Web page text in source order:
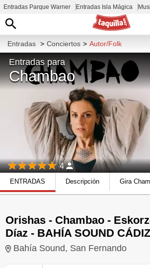
Entradas Parque Warner Entradas Isla Mágica
Entradas > Conciertos > Autor/Folk
Entradas para
Chambao
4
ENTRADAS Descripción Gira
Orishas - Chambao -
Díaz - BAHÍA SOUND CÁDIZ
Bahía Sound, San Fernando